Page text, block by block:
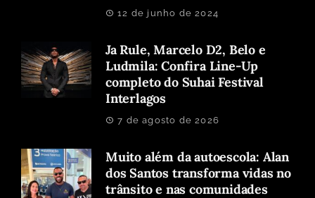
12 de junho de 2024
Ja Rule, Marcelo D2, Belo e
Ludmila: Confira Line-Up
completo do Suhai Festival
Interlagos
7 de agosto de 2026
Muito além da autoescola: Alan
dos Santos transforma vidas no
trânsito e nas comunidades